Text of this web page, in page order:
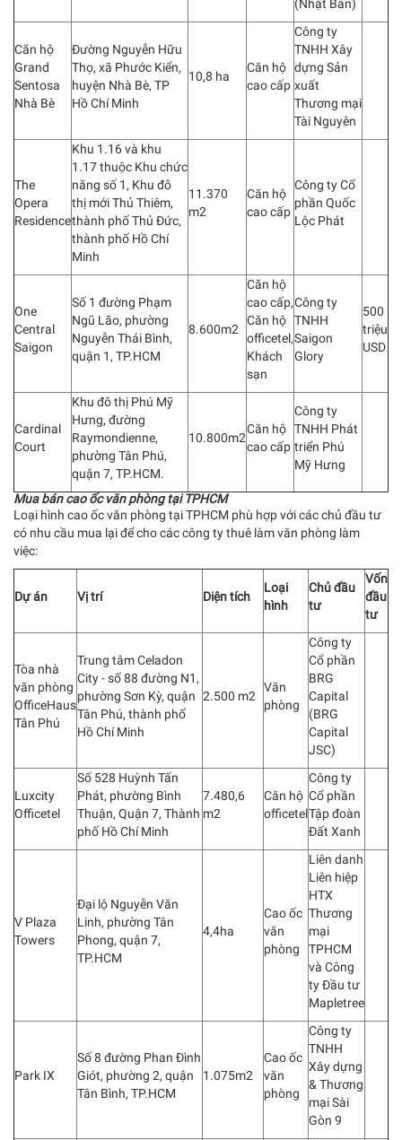
(Nhật Bản)
Căn hộ
Grand
Sentosa
Nhà Bè
Đường Nguyễn Hữu
Thọ, xã Phước Kiển,
huyện Nhà Bè, TP
Hồ Chí Minh
10,8 ha
Căn hộ
cao cấp
Công ty
TNHH Xây
dựng Sản
xuất
Thương mại
Tài Nguyên
The
Opera
Residence
Khu 1.16 và khu
1.17 thuộc Khu chức
năng số 1, Khu đô
thị mới Thủ Thiêm,
thành phố Thủ Đức,
thành phố Hồ Chí
Minh
11.370
m2
Căn hộ
cao cấp
Công ty Cổ
phần Quốc
Lộc Phát
One
Central
Saigon
Số 1 đường Phạm
Ngũ Lão, phường
Nguyễn Thái Bình,
quận 1, TP.HCM
8.600m2
Căn hộ
cao cấp,
Căn hộ
officetel,
Khách
sạn
Công ty
TNHH
Saigon
Glory
500
triệu
USD
Cardinal
Court
Khu đô thị Phú Mỹ
Hưng, đường
Raymondienne,
phường Tân Phú,
quận 7, TP.HCM.
10.800m2
Căn hộ
cao cấp
Công ty
TNHH Phát
triển Phú
Mỹ Hưng
Mua bán cao ốc văn phòng tại TPHCM
Loại hình cao ốc văn phòng tại TPHCM phù hợp với các chủ đầu tư
có nhu cầu mua lại để cho các công ty thuê làm văn phòng làm
việc:
Dự án Vị trí Diện tích
Loại
hình
Chủ đầu
tư
Vốn
đầu
tư
Tòa nhà
văn phòng
OfficeHaus
Tân Phú
Trung tâm Celadon
City - số 88 đường N1,
phường Sơn Kỳ, quận
Tân Phú, thành phố
Hồ Chí Minh
2.500 m2
Văn
phòng
Công ty
Cổ phần
BRG
Capital
(BRG
Capital
JSC)
Luxcity
Officetel
Số 528 Huỳnh Tấn
Phát, phường Bình
Thuận, Quận 7, Thành
phố Hồ Chí Minh
7.480,6
m2
Căn hộ
officetel
Công ty
Cổ phần
Tập đoàn
Đất Xanh
V Plaza
Towers
Đại lộ Nguyễn Văn
Linh, phường Tân
Phong, quận 7,
TP.HCM
4,4ha
Cao ốc
văn
phòng
Liên danh
Liên hiệp
HTX
Thương
mại
TPHCM
và Công
ty Đầu tư
Mapletree
Park IX
Số 8 đường Phan Đình
Giót, phường 2, quận
Tân Bình, TP.HCM
1.075m2
Cao ốc
văn
phòng
Công ty
TNHH
Xây dựng
& Thương
mại Sài
Gòn 9